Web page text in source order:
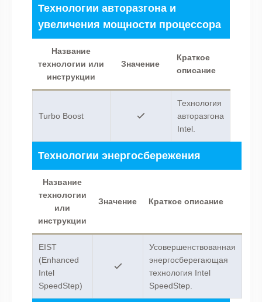
Технологии авторазгона и
увеличения мощности процессора
Название
технологии или
инструкции
Значение
Краткое
описание
Turbo Boost
Технология
авторазгона
Intel.
Технологии энергосбережения
Название
технологии
или
инструкции
Значение Краткое описание
EIST
(Enhanced
Intel
SpeedStep)
Усовершенствованная
энергосберегающая
технология Intel
SpeedStep.